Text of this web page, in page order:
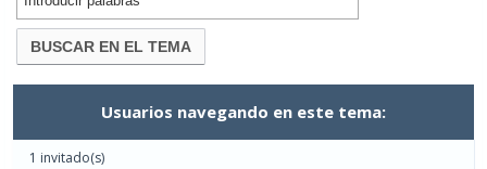
Usuarios navegando en este tema:
1 invitado(s)